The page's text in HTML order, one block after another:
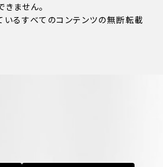
ません。
るすべてのコンテンツの無断転載